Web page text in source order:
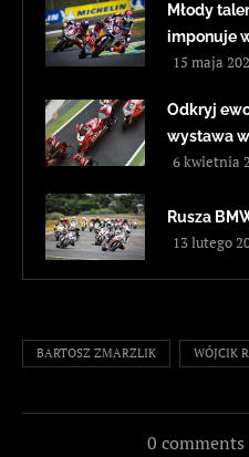
Młody
imponuje
15 maja
Odkryj
wystawa
6 kwietnia
Rusza
13 lutego
BARTOSZ ZMARZLIK WÓJCIK
0 comments